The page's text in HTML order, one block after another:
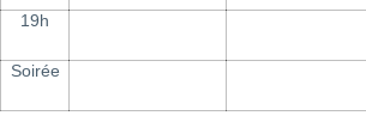
19h
Soirée